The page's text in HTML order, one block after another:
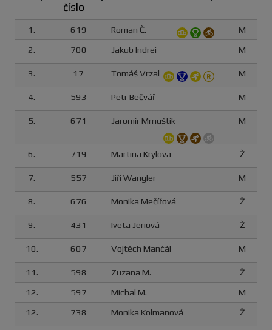
číslo
1. 619 Roman Č.
M
2.
700 Jakub Indrei M
3. 17 Tomáš Vrzal M
4. 593 Petr Bečvář M
5. 671 Jaromír Mrnuštík M
6. 719 Martina Krylova Ž
7. 557 Jiří Wangler M
8. 676 Monika Mečířová Ž
9. 431 Iveta Jeriová Ž
10. 607 Vojtěch Mančál M
11. 598 Zuzana M.
Ž
12.
597 Michal M.
M
12.
738 Monika Kolmanová Ž